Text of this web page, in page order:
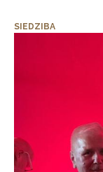
SIEDZIBA